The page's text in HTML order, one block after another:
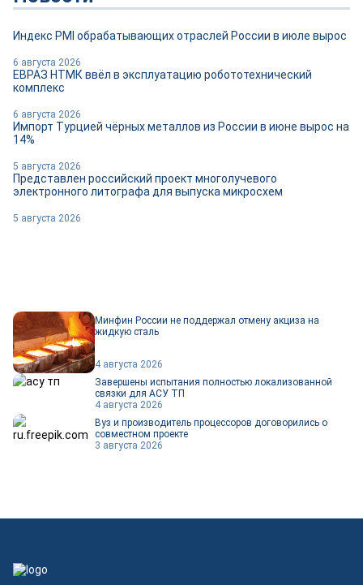
Индекс PMI обрабатывающих отраслей России в июле вырос
6 августа 2026
ЕВРАЗ НТМК ввёл в эксплуатацию робототехнический
комплекс
6 августа 2026
Импорт Турцией чёрных металлов из России в июне вырос на
14%
5 августа 2026
Представлен российский проект многолучевого
электронного литографа для выпуска микросхем
5 августа 2026
Минфин России не поддержал отмену акциза на
жидкую сталь
4 августа 2026
Завершены испытания полностью локализованной
связки для АСУ ТП
4 августа 2026
Вуз и производитель процессоров договорились о
совместном проекте
3 августа 2026